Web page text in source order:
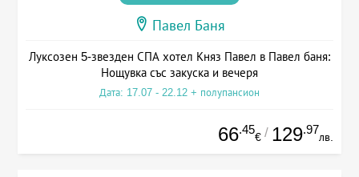
Павел Баня
Луксозен 5-звезден СПА хотел Княз Павел в Павел баня:
Нощувка със закуска и вечеря
Дата: 17.07 - 22.12 + полупансион
66.45
€ / 129.97
лв.